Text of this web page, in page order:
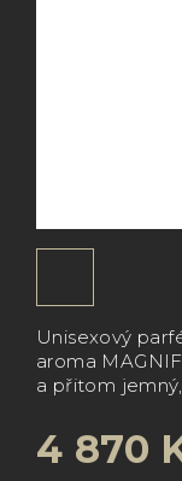
Unisexový
aroma
a přitom
4 870